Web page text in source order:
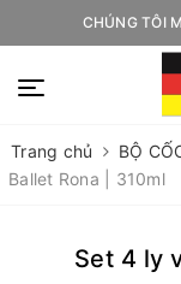
CHÚNG TÔI
Trang chủ BỘ
Ballet Rona | 310ml
Set 4 ly